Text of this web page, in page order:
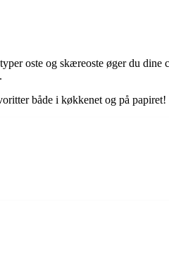
oste og skæreoste øger du dine
både i køkkenet og på papiret!